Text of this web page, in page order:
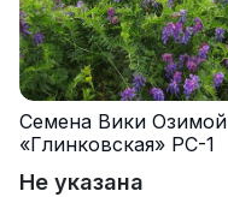
Семена Вики Озимой
«Глинковская» РС-1
Не указана